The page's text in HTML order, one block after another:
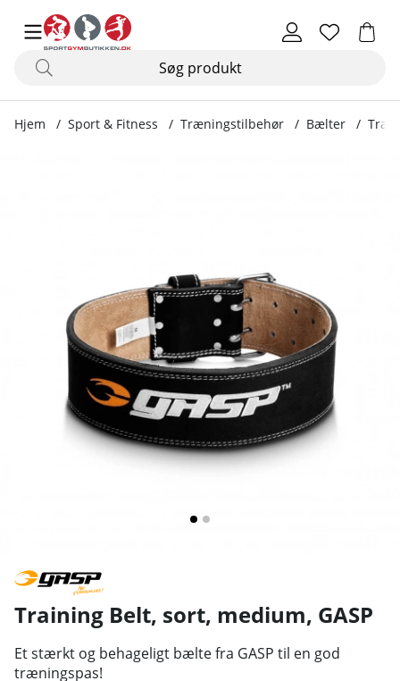
Hjem Sport & Fitness Træningstilbehør Bælter
Training Belt, sort, medium, GASP
Et stærkt og behageligt bælte fra GASP til en god
træningspas!